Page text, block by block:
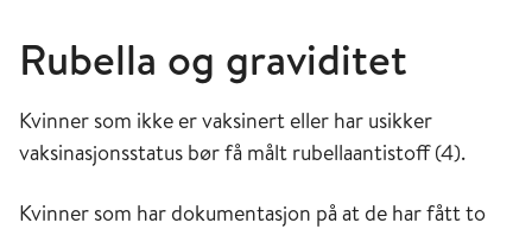
Rubella og graviditet
Kvinner som ikke er vaksinert eller har usikker
vaksinasjonsstatus bør få målt rubellaantistoff (4).
Kvinner som har dokumentasjon på at de har fått to